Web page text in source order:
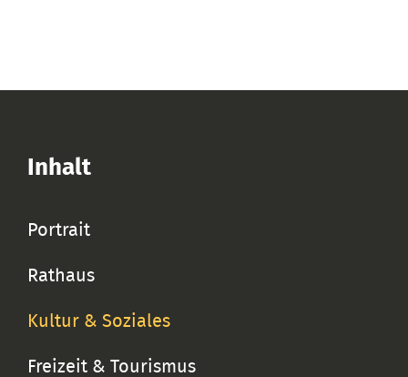
Inhalt
Portrait
Rathaus
Kultur & Soziales
Freizeit & Tourismus